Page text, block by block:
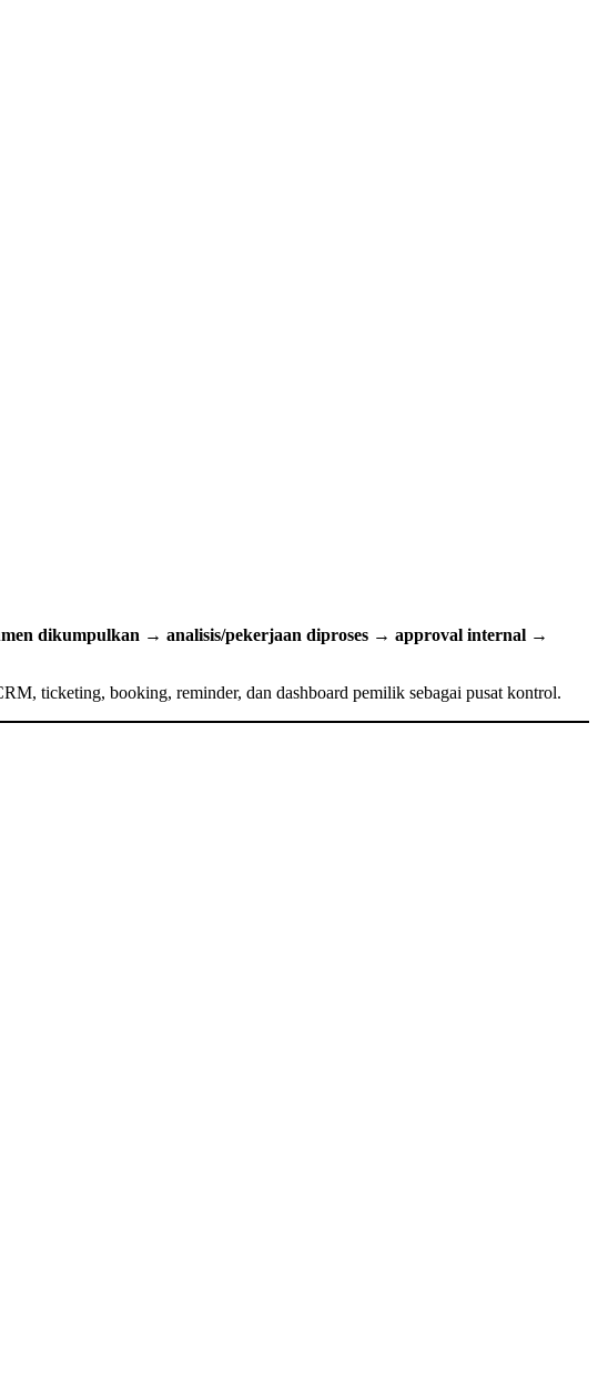
dikumpulkan → analisis/pekerjaan diproses → approval internal →
ticketing, booking, reminder, dan dashboard pemilik sebagai pusat kontrol.